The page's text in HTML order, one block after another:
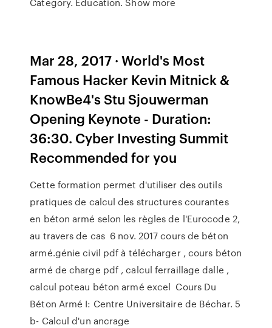
Mar 28, 2017 · World's Most
Famous Hacker Kevin Mitnick &
KnowBe4's Stu Sjouwerman
Opening Keynote - Duration:
36:30. Cyber Investing Summit
Recommended for you
Cette formation permet d'utiliser des outils
pratiques de calcul des structures courantes
en béton armé selon les règles de l'Eurocode 2,
au travers de cas 6 nov. 2017 cours de béton
armé.génie civil pdf à télécharger , cours béton
armé de charge pdf , calcul ferraillage dalle ,
calcul poteau béton armé excel Cours Du
Béton Armé I: Centre Universitaire de Béchar. 5
b- Calcul d'un ancrage